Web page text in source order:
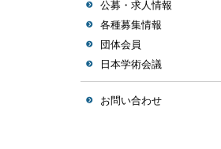
公募・求人情報
各種募集情報
団体会員
日本学術会議
お問い合わせ